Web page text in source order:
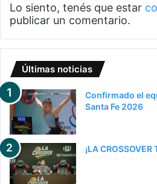
Lo siento, tenés que estar
publicar un comentario.
Últimas noticias
Confirmado el
Santa Fe 2026
¡LA